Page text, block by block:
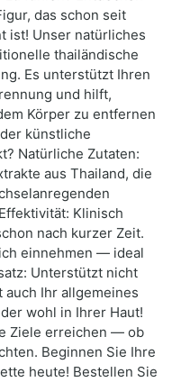
das schon seit
ist! Unser natürliches
thailändische
Es unterstützt Ihren
und hilft,
Körper zu entfernen
künstliche
Natürliche Zutaten:
aus Thailand, die
Klinisch
nach kurzer Zeit.
einnehmen — ideal
Unterstützt nicht
auch Ihr allgemeines
wohl in Ihrer Haut!
Ziele erreichen — ob
Beginnen Sie Ihre
heute! Bestellen Sie